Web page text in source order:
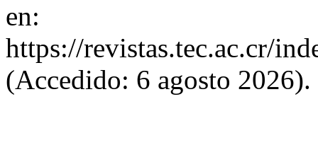
en:
https://revistas.tec.ac.cr/
(Accedido: 6 agosto 2026).